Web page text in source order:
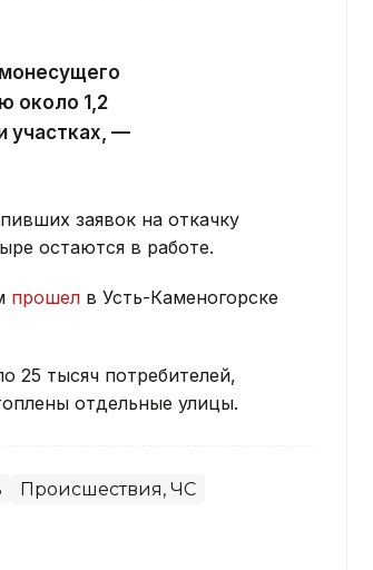
около 1,2
участках, —
заявок на откачку
остаются в работе.
прошел в Усть-Каменогорске
25 тысяч потребителей,
отдельные улицы.
Происшествия, ЧС